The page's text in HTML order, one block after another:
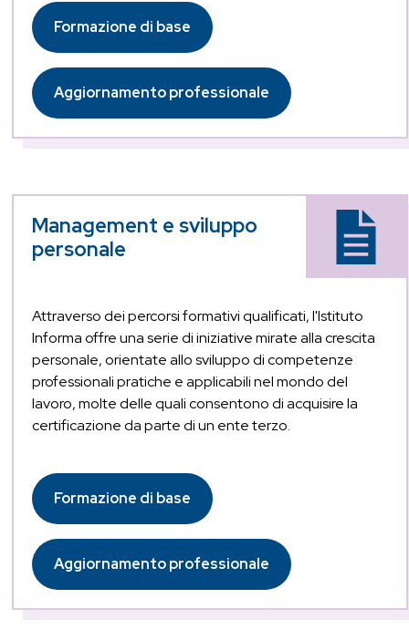
Formazione di base
Aggiornamento professionale
Management e sviluppo
personale
Attraverso dei percorsi formativi qualificati, l'Istituto
Informa offre una serie di iniziative mirate alla crescita
personale, orientate allo sviluppo di competenze
professionali pratiche e applicabili nel mondo del
lavoro, molte delle quali consentono di acquisire la
certificazione da parte di un ente terzo.
Formazione di base
Aggiornamento professionale